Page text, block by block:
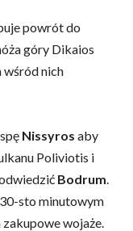
powrót do
góry Dikaios
wśród nich
Nissyros aby
Poliviotis i
Bodrum
sto minutowym
wojaże.